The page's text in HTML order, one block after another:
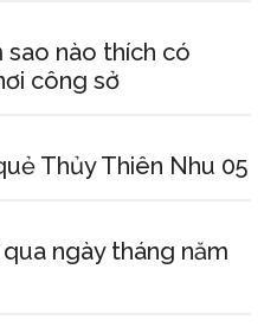
sao nào thích có
công sở
Thủy Thiên Nhu 05
ngày tháng năm